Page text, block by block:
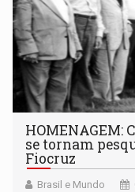
HOMENAGEM:
se tornam
Fiocruz
Brasil e Mundo